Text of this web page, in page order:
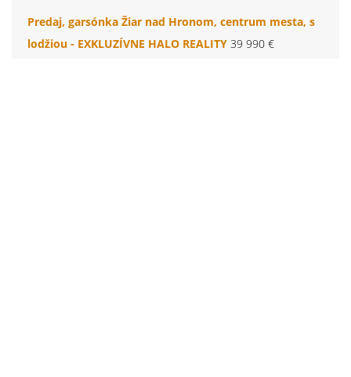
Predaj, garsónka Žiar nad Hronom, centrum mesta, s
lodžiou - EXKLUZÍVNE HALO REALITY 39 990 €